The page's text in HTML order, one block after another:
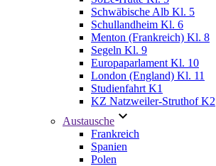
Schwäbische Alb Kl. 5
Schullandheim Kl. 6
Menton (Frankreich) Kl. 8
Segeln Kl. 9
Europaparlament Kl. 10
London (England) Kl. 11
Studienfahrt K1
KZ Natzweiler-Struthof K2
Austausche
Frankreich
Spanien
Polen